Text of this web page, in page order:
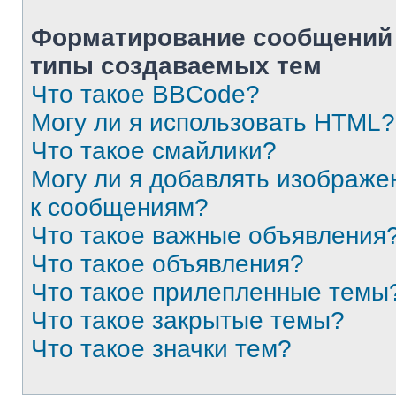
Форматирование
типы создаваемых тем
Что такое BBCode?
Могу ли я использовать HTML?
Что такое смайлики?
Могу ли я добавлять
к сообщениям?
Что такое важные
Что такое объявления?
Что такое прилепленные
Что такое закрытые темы?
Что такое значки тем?